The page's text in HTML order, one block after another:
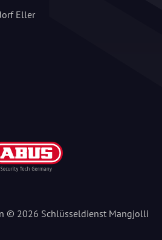
Eller
© 2026 Schlüsseldienst Mangjolli